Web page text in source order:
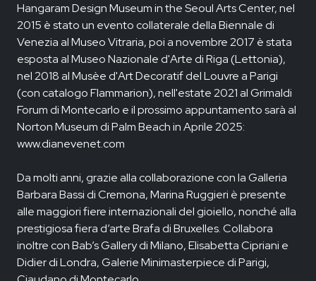
Hangaram Design Museum in the Seoul Arts Center, nel
2015 è stato un evento collaterale della Biennale di
Venezia al Museo Vitraria, poi a novembre 2017 è stata
esposta al Museo Nazionale d'Arte di Riga (Lettonia),
nel 2018 al Musèe d'Art Decoratif del Louvre a Parigi
(con catalogo Flammarion), nell'estate 2021 al Grimaldi
Forum di Montecarlo e il prossimo appuntamento sarà al
Norton Museum di Palm Beach in Aprile 2025:
www.dianevenet.com
Da molti anni, grazie alla collaborazione con la Galleria
Barbara Bassi di Cremona, Marina Ruggieri è presente
alle maggiori fiere internazionali del gioiello, nonché alla
prestigiosa fiera d’arte Brafa di Bruxelles. Collabora
inoltre con Bab’s Gallery di Milano, Elisabetta Cipriani e
Didier di Londra, Galerie Minimasterpiece di Parigi,